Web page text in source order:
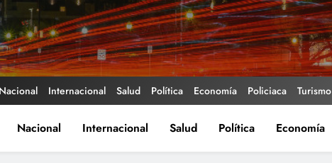
Nacional Internacional Salud Política Economía Policiaca Turismo
Nacional Internacional Salud Política Economía